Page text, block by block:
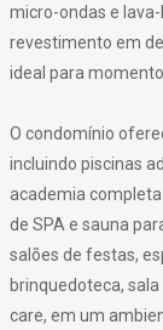
micro-ondas e
revestimento em
ideal para
O condomínio
incluindo piscinas
academia
de SPA e sauna
salões de festas,
brinquedoteca,
care, em um